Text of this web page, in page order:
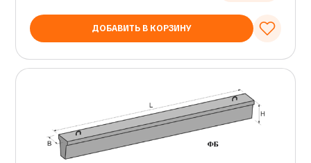
ДОБАВИТЬ В КОРЗИНУ